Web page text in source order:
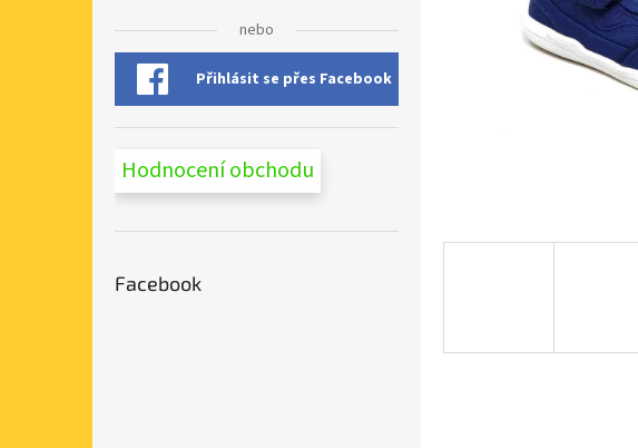
nebo
Přihlásit se přes Facebook
Hodnocení obchodu
Facebook